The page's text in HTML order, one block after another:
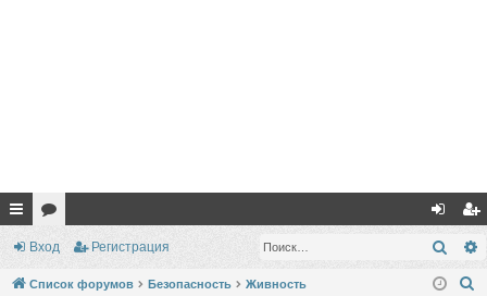
с
ы
ор хо
д
ег
ис
Вход Регистрация
Список форумов Безопасность Живность